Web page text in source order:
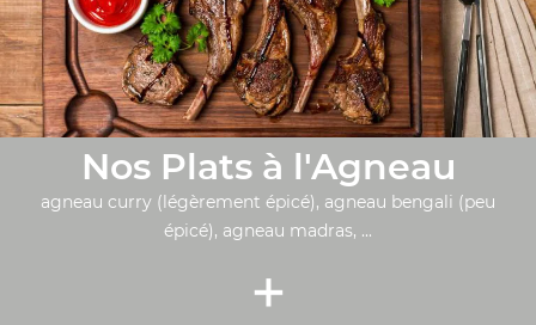
Nos Plats à l'Agneau
agneau curry (légèrement épicé), agneau bengali (peu
épicé), agneau madras, ...
+